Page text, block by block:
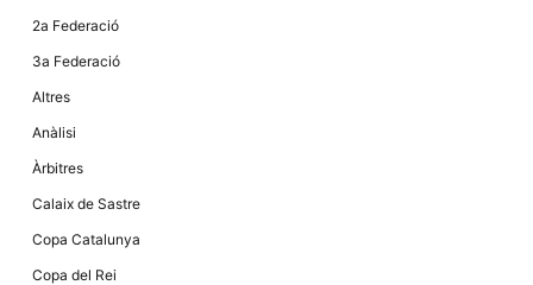
2a Federació
3a Federació
Altres
Anàlisi
Àrbitres
Calaix de Sastre
Copa Catalunya
Copa del Rei